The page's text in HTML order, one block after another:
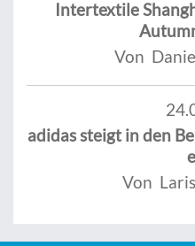
Intertextile
Von
adidas steigt in den
Von